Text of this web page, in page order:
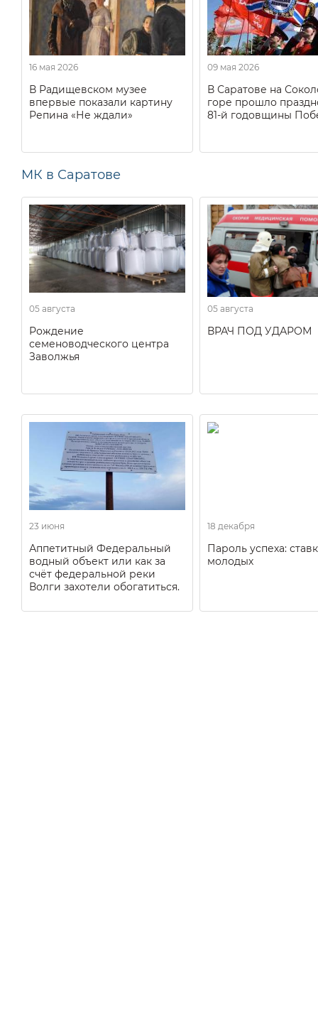
16 мая 2026
В Радищевском музее
впервые показали картину
Репина «Не ждали»
09 мая 2026
В Саратове на
горе прошло
81-й годовщины
МК в Саратове
05 августа
Рождение
семеноводческого центра
Заволжья
05 августа
ВРАЧ ПОД УДАРОМ
23 июня
Аппетитный Федеральный
водный объект или как за
счёт федеральной реки
Волги захотели обогатиться.
18 декабря
Пароль успеха:
молодых